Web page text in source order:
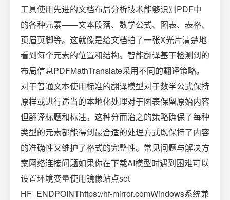
工具使用先进的文档布局分析技术能够识别PDF中
的各种元素——文本段落、数学公式、图表、表格、
页眉页脚等。这就像是给文档拍了一张X光片清楚地
看到每个元素的位置和结构。智能翻译基于检测到的
布局信息PDFMathTranslate采用不同的翻译策略。
对于普通文本使用标准的翻译模型对于数学公式保持
原样或进行适当的本地化处理对于图表保留原始内容
但翻译标题和标注。这种分而治之的策略确保了每种
类型的元素都能得到最合适的处理方式既保持了内容
的准确性又维护了格式的完整性。常见问题与解决方
案网络连接问题如果你在下载AI模型时遇到困难可以
设置环境变量使用镜像站点set
HF_ENDPOINThttps://hf-mirror.comWindows系统兼